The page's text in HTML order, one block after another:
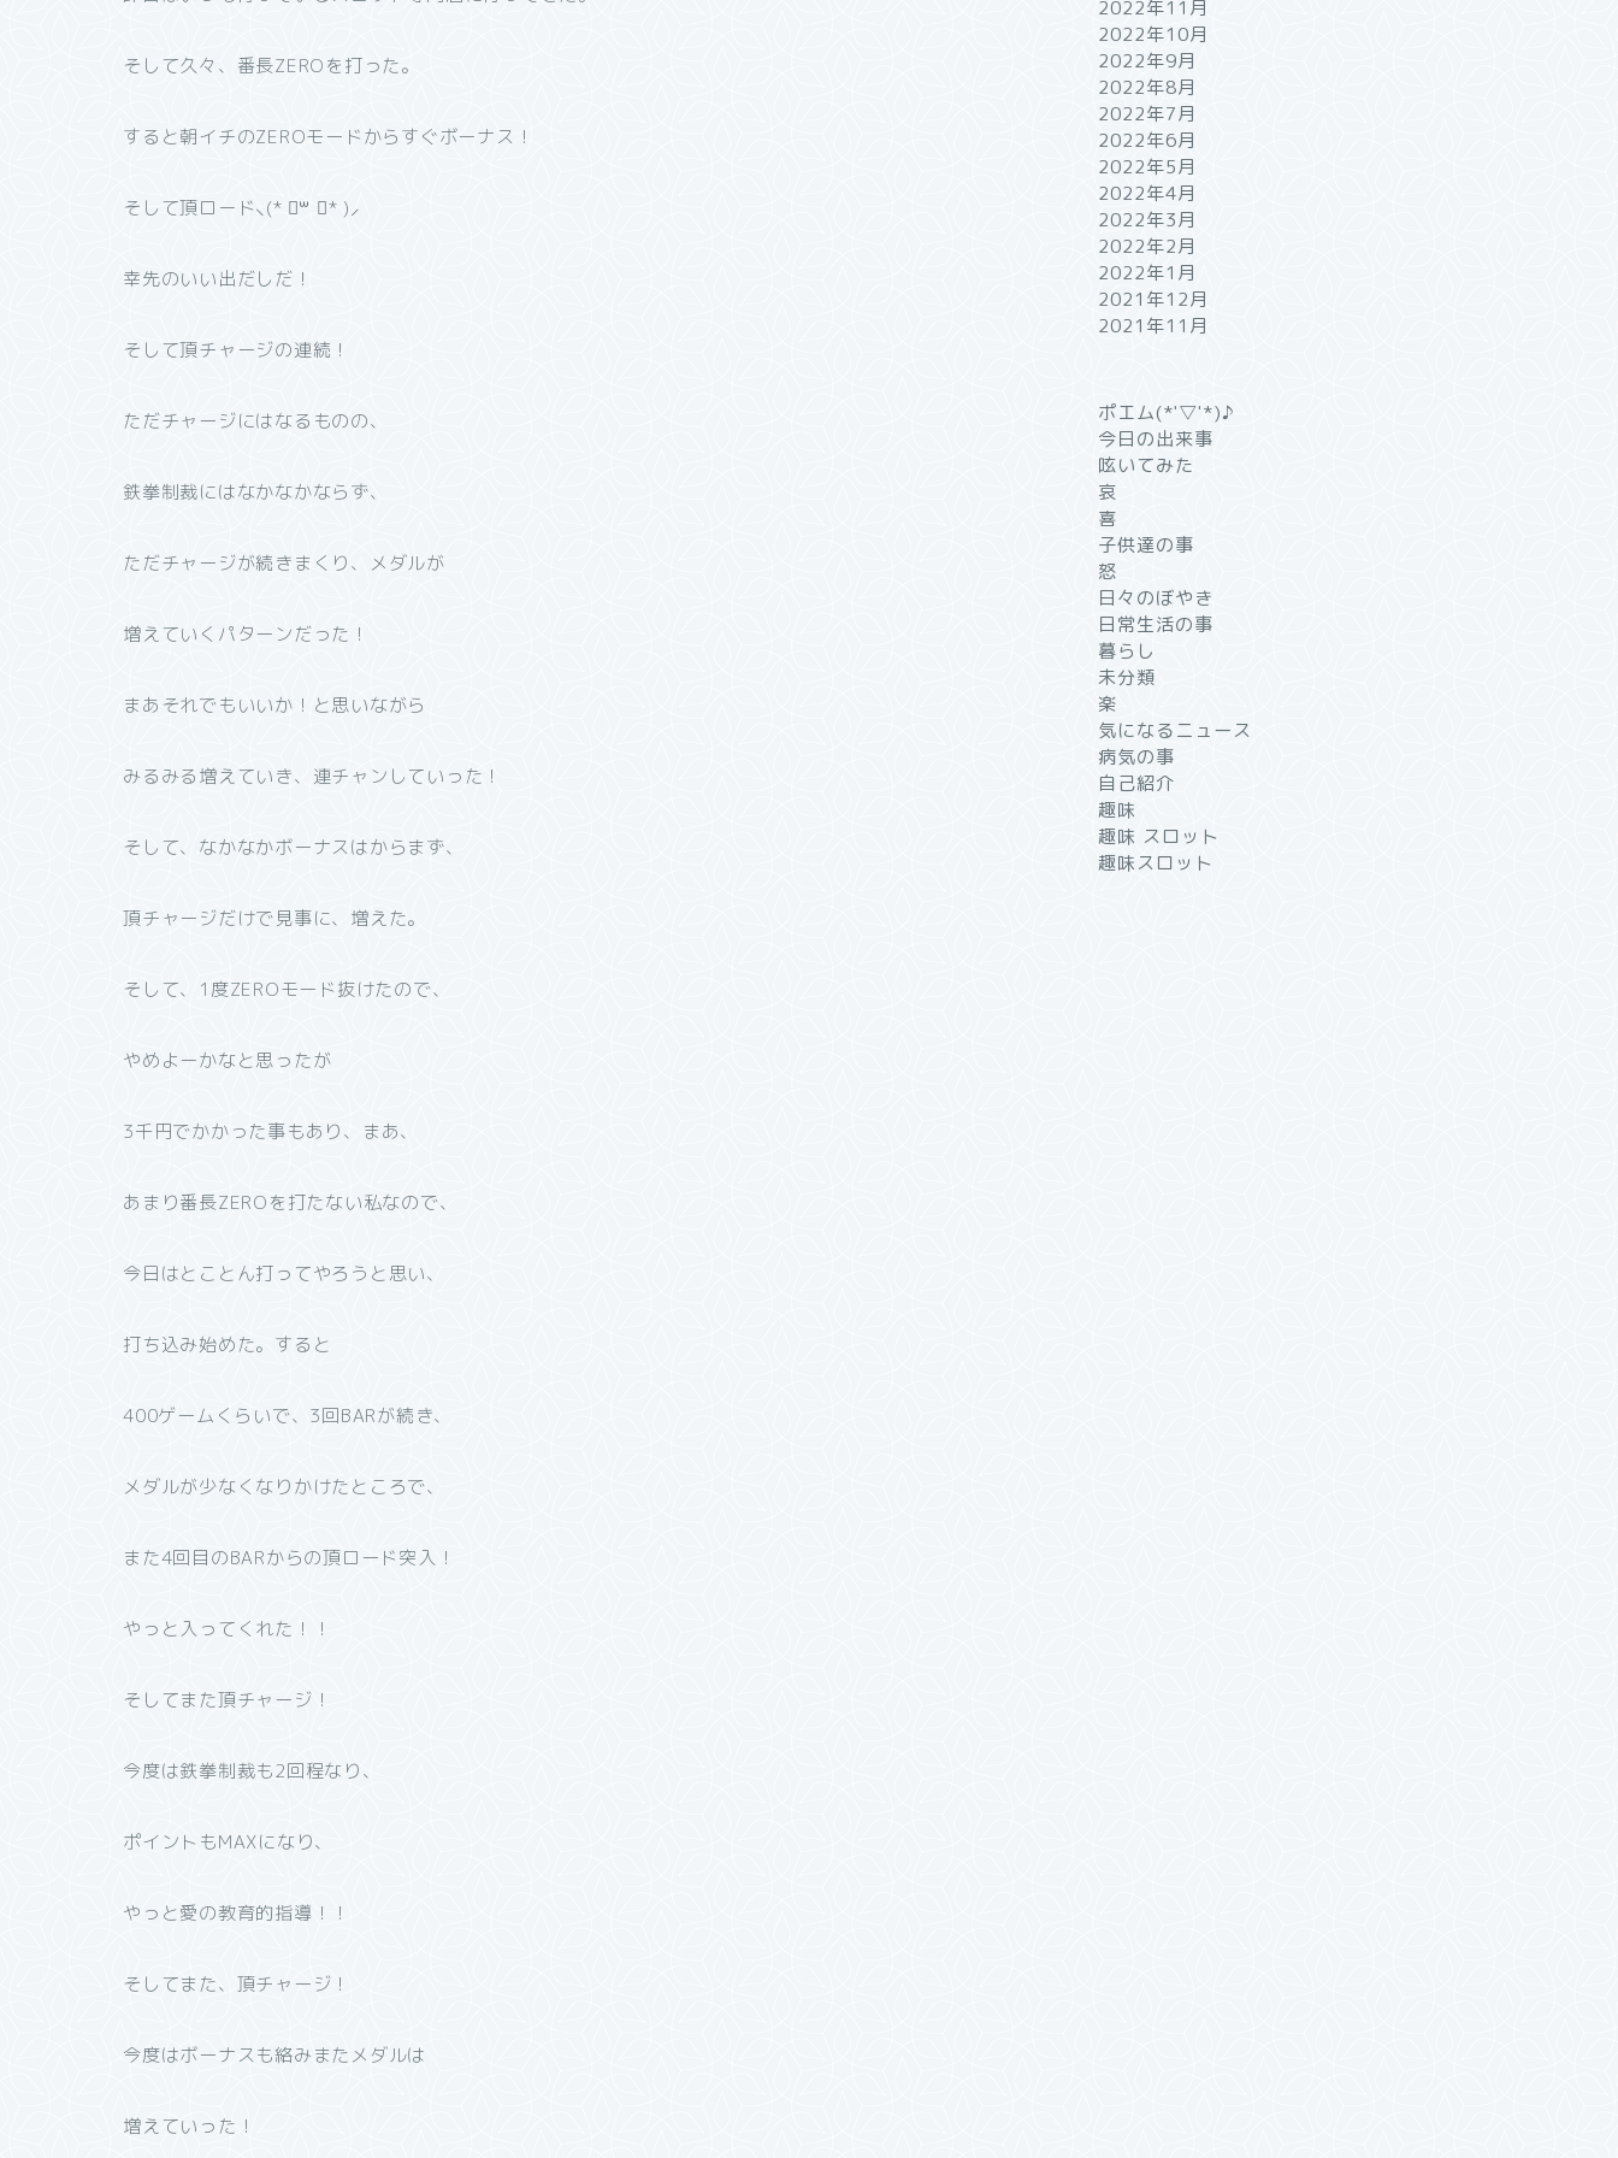
そして久々、番長ZEROを打った。
すると朝イチのZEROモードからすぐボーナス！
そして頂ロード⸜(* ॑꒳ ॑* )⸝
幸先のいい出だしだ！
そして頂チャージの連続！
ただチャージにはなるものの、
鉄拳制裁にはなかなかならず、
ただチャージが続きまくり、メダルが
増えていくパターンだった！
まあそれでもいいか！と思いながら
みるみる増えていき、連チャンしていった！
そして、なかなかボーナスはからまず、
頂チャージだけで見事に、増えた。
そして、1度ZEROモード抜けたので、
やめよーかなと思ったが
3千円でかかった事もあり、まあ、
あまり番長ZEROを打たない私なので、
今日はとことん打ってやろうと思い、
打ち込み始めた。すると
400ゲームくらいで、3回BARが続き、
メダルが少なくなりかけたところで、
また4回目のBARからの頂ロード突入！
やっと入ってくれた！！
そしてまた頂チャージ！
今度は鉄拳制裁も2回程なり、
ポイントもMAXになり、
やっと愛の教育的指導！！
そしてまた、頂チャージ！
今度はボーナスも絡みまたメダルは
増えていった！
2022年11月
2022年10月
2022年9月
2022年8月
2022年7月
2022年6月
2022年5月
2022年4月
2022年3月
2022年2月
2022年1月
2021年12月
2021年11月
ポエム(*'▽'*)♪
今日の出来事
呟いてみた
哀
喜
子供達の事
怒
日々のぼやき
日常生活の事
暮らし
未分類
楽
気になるニュース
病気の事
自己紹介
趣味
趣味 スロット
趣味スロット